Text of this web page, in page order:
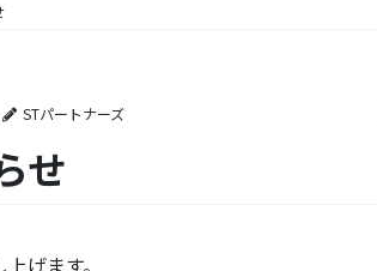
STパートナーズ
せ